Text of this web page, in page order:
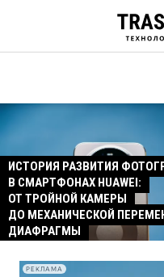
ИСТОРИЯ РАЗВИТИЯ
В СМАРТФОНАХ HUAWEI:
ОТ ТРОЙНОЙ КАМЕРЫ
ДО МЕХАНИЧЕСКОЙ
ДИАФРАГМЫ
РЕКЛАМА